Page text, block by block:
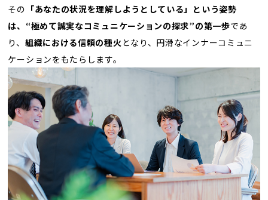
その 「あなたの状況を理解しようとしている」という姿勢
は、“極めて誠実なコミュニケーションの探求”の第一歩であ
り、 組織における信頼の種火 となり、円滑なインナーコミュニ
ケーションをもたらします。